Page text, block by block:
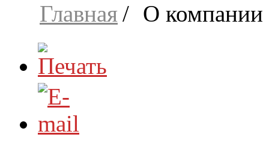
Главная О компании